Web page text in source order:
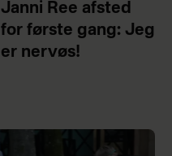
Janni Ree afsted
for første gang: Jeg
er nervøs!